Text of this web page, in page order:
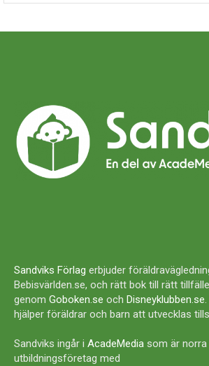
Sandviks Förlag erbjuder
Bebisvärlden.se, och rätt bok till rätt tillfälle
genom Goboken.se och Disneyklubben.se
hjälper föräldrar och barn att utvecklas
Sandviks ingår i AcadeMedia som är
utbildningsföretag med